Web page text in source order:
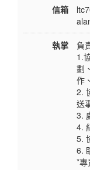
信箱
執掌
負
1.
劃
作
2.
送
3.
4.
5.
6.
*專